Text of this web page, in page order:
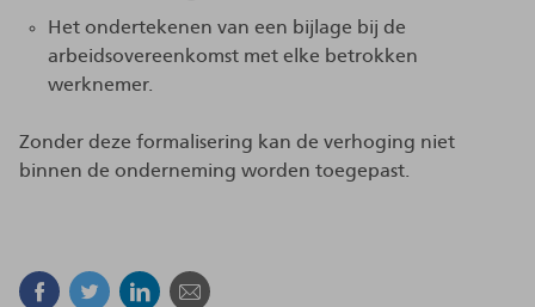
Het ondertekenen van een bijlage bij de
arbeidsovereenkomst met elke betrokken
werknemer.
Zonder deze formalisering kan de verhoging niet
binnen de onderneming worden toegepast.
Facebook
TwitterLinkedinE-mail